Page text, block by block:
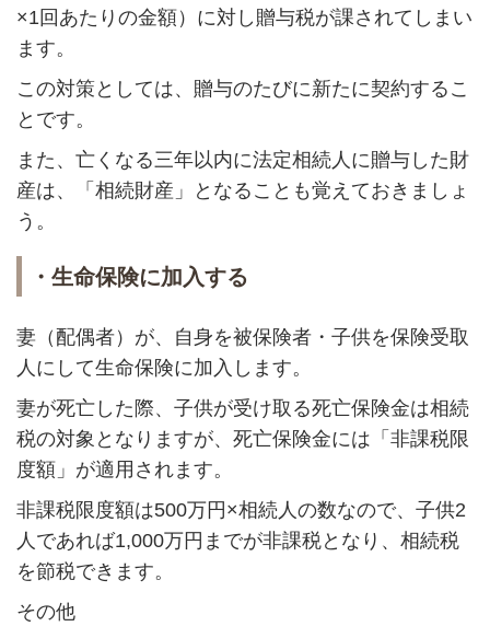
×1回あたりの金額）に対し贈与税が課されてしまい
ます。
この対策としては、贈与のたびに新たに契約するこ
とです。
また、亡くなる三年以内に法定相続人に贈与した財
産は、「相続財産」となることも覚えておきましょ
う。
・生命保険に加入する
妻（配偶者）が、自身を被保険者・子供を保険受取
人にして生命保険に加入します。
妻が死亡した際、子供が受け取る死亡保険金は相続
税の対象となりますが、死亡保険金には「非課税限
度額」が適用されます。
非課税限度額は500万円×相続人の数なので、子供2
人であれば1,000万円までが非課税となり、相続税
を節税できます。
その他